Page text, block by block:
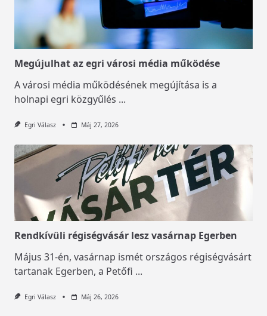
Megújulhat az egri városi média működése
A városi média működésének megújítása is a
holnapi egri közgyűlés ...
Egri Válasz Máj 27, 2026
Rendkívüli régiségvásár lesz vasárnap Egerben
Május 31-én, vasárnap ismét országos régiségvásárt
tartanak Egerben, a Petőfi ...
Egri Válasz Máj 26, 2026